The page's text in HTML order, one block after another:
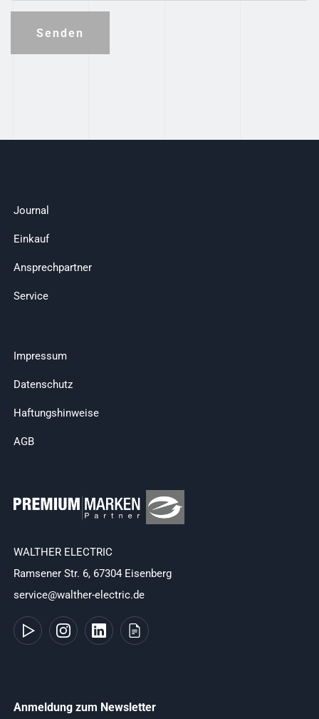
Senden
Journal
Einkauf
Ansprechpartner
Service
Impressum
Datenschutz
Haftungshinweise
AGB
WALTHER ELECTRIC
Ramsener Str. 6, 67304 Eisenberg
service@walther-electric.de
Anmeldung zum Newsletter